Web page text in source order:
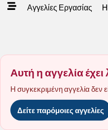
Αγγελίες Εργασίας
Αυτή η αγγελία έχει
Η συγκεκριμένη αγγελία δεν
Δείτε παρόμοιες αγγελίες